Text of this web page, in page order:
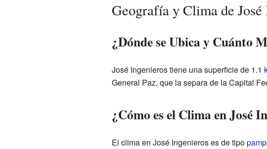
Geografía y Clima de José
¿Dónde se Ubica y Cuánto
José Ingenieros tiene una superficie de 1.1
General Paz, que la separa de la Capital
¿Cómo es el Clima en José
El clima en José Ingenieros es de tipo